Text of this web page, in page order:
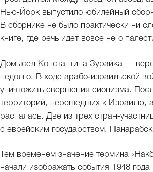
Нью‑Йорк выпустило юбилейный
В сборнике не было практически ни
книге, где речь идет вовсе не о
Домысел Константина Зурайка —
недолго. В ходе арабо‑израильской
уничтожить свершения сионизма.
территорий, перешедших к Израилю,
распалась. Две из трех
с еврейским государством.
Тем временем значение термина
начали изображать события 1948